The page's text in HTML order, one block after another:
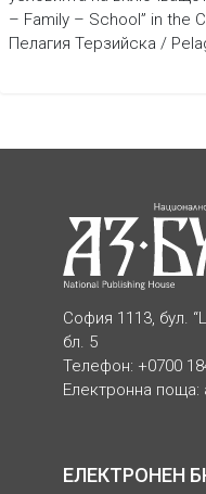
– Family – School” in the
Пелагия Терзийска /
София 1113, бул.
бл. 5
Телефон: +0700
Електронна поща:
ЕЛЕКТРОНЕН